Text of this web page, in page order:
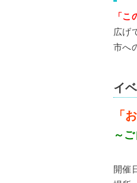
「こ
広げ
市へ
イ
「
～
開催